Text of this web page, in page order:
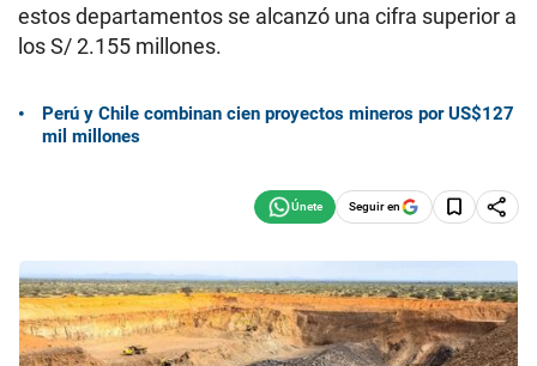
estos departamentos se alcanzó una cifra superior a
los S/ 2.155 millones.
Perú y Chile combinan cien proyectos mineros por US$127
mil millones
Seguir en